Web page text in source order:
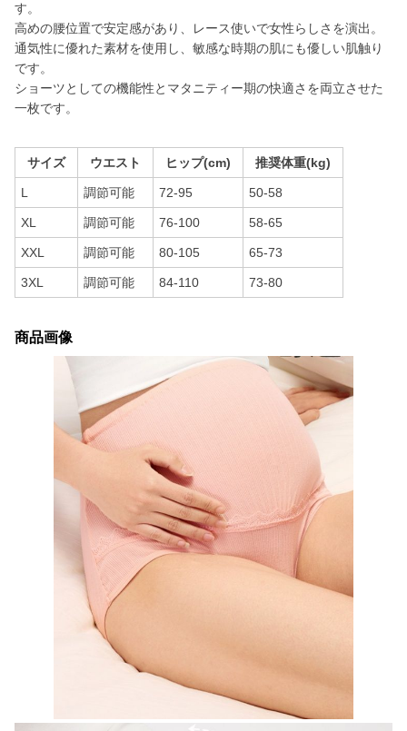
す。
高めの腰位置で安定感があり、レース使いで女性らしさを演出。
通気性に優れた素材を使用し、敏感な時期の肌にも優しい肌触り
です。
ショーツとしての機能性とマタニティー期の快適さを両立させた
一枚です。
サイズ ウエスト ヒップ(cm) 推奨体重(kg)
L 調節可能 72-95 50-58
XL 調節可能 76-100 58-65
XXL 調節可能 80-105 65-73
3XL 調節可能 84-110 73-80
商品画像